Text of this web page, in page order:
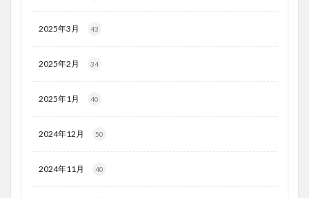
2025年3月 43
2025年2月 34
2025年1月 40
2024年12月 50
2024年11月 40